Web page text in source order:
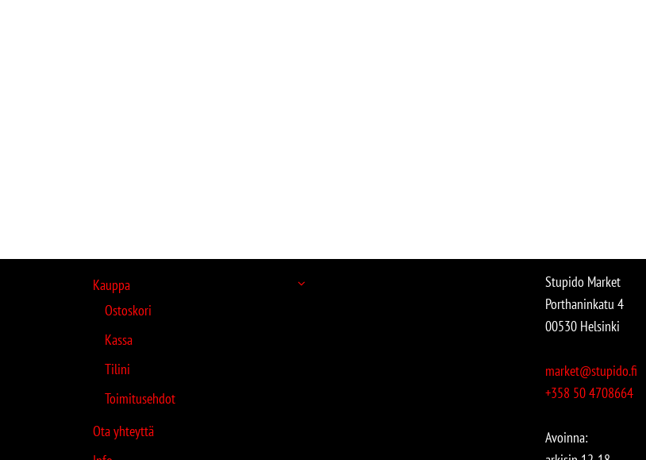
Kauppa
Ostoskori
Kassa
Tilini
Toimitusehdot
Ota yhteyttä
Stupido Market
Porthaninkatu 4
00530 Helsinki
market@stupido.fi
+358 50 4708664
Avoinna: